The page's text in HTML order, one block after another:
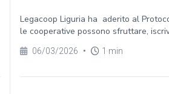
Legacoop Liguria ha aderito al
le cooperative possono sfruttare,
06/03/2026 • 1 min